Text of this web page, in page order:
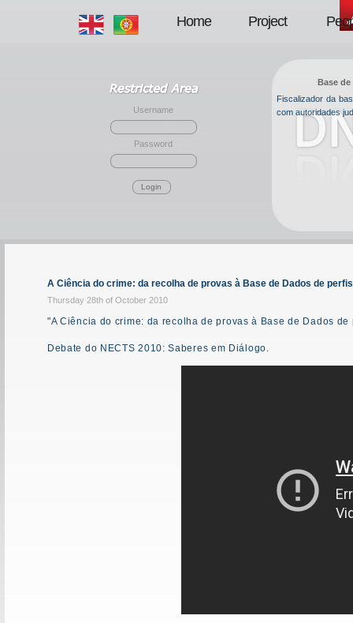
Base
Fiscalizador da
com autoridades
Username
Password
Login
Home Project
A Ciência do crime: da recolha de provas à Base de Dados de
Thursday 28th of October 2010
"A Ciência do crime: da recolha de provas à Base de Dados de
Debate do NECTS 2010: Saberes em Diálogo.